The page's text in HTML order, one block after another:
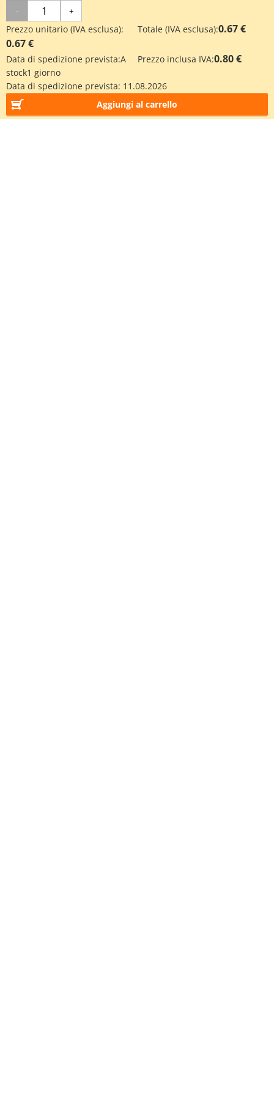
- +
Prezzo unitario (IVA esclusa):
0.67 €
Totale (IVA esclusa):0.67 €
Data di spedizione prevista:A
stock1 giorno
Prezzo inclusa IVA:0.80 €
Data di spedizione prevista: 11.08.2026
Aggiungi al carrello